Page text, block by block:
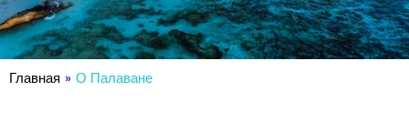
Главная » О Палаване